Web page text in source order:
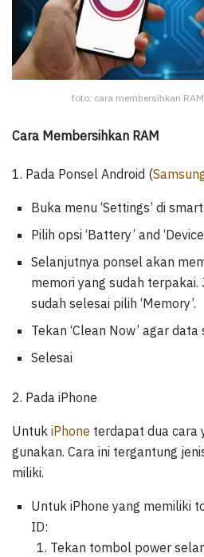
foto: cara membersihkan
Cara Membersihkan RAM
1. Pada Ponsel Android (
Buka menu ‘Settings’ di
Pilih opsi ‘Battery’ and
Selanjutnya ponsel akan
memori yang sudah
sudah selesai pilih ‘Memory’.
Tekan ‘Clean Now’ agar
Selesai
2. Pada iPhone
Untuk iPhone terdapat dua cara
gunakan. Cara ini tergantung
miliki.
Untuk iPhone yang memiliki
ID:
Tekan tombol power